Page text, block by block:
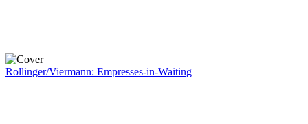
Rollinger/Viermann: Empresses-in-Waiting